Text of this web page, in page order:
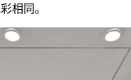
相同。